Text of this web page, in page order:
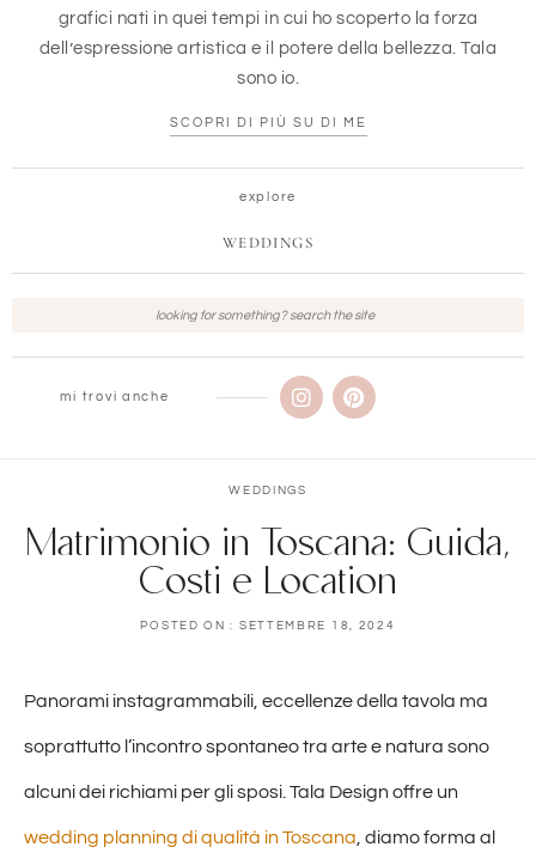
grafici nati in quei tempi in cui ho scoperto la forza
dell’espressione artistica e il potere della bellezza. Tala
sono io.
SCOPRI DI PIÙ SU DI ME
explore
WEDDINGS
mi trovi anche
WEDDINGS
Matrimonio in Toscana: Guida,
Costi e Location
POSTED ON : SETTEMBRE 18, 2024
Panorami instagrammabili, eccellenze della tavola ma
soprattutto l’incontro spontaneo tra arte e natura sono
alcuni dei richiami per gli sposi. Tala Design offre un
wedding planning di qualità in Toscana, diamo forma al